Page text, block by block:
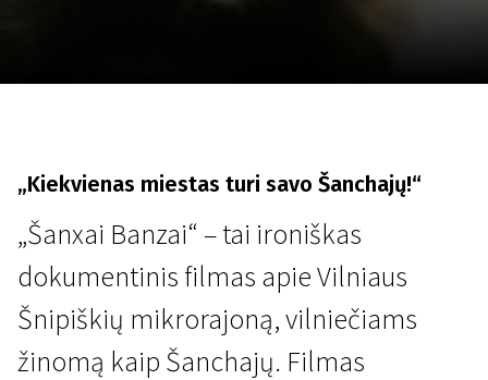
„Kiekvienas miestas turi savo Šanchajų!“
„Šanxai Banzai“ – tai ironiškas
dokumentinis filmas apie Vilniaus
Šnipiškių mikrorajoną, vilniečiams
žinomą kaip Šanchajų. Filmas